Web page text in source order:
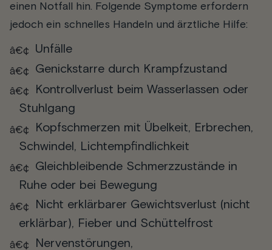
einen Notfall hin. Folgende Symptome erfordern
jedoch ein schnelles Handeln und ärztliche Hilfe:
Unfälle
Genickstarre durch Krampfzustand
Kontrollverlust beim Wasserlassen oder
Stuhlgang
Kopfschmerzen mit Übelkeit, Erbrechen,
Schwindel, Lichtempfindlichkeit
Gleichbleibende Schmerzzustände in
Ruhe oder bei Bewegung
Nicht erklärbarer Gewichtsverlust (nicht
erklärbar), Fieber und Schüttelfrost
Nervenstörungen,